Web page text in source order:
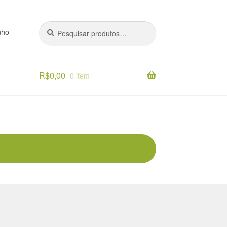
Pesquisar
por:
Pesquisar
R$0,00 0 item